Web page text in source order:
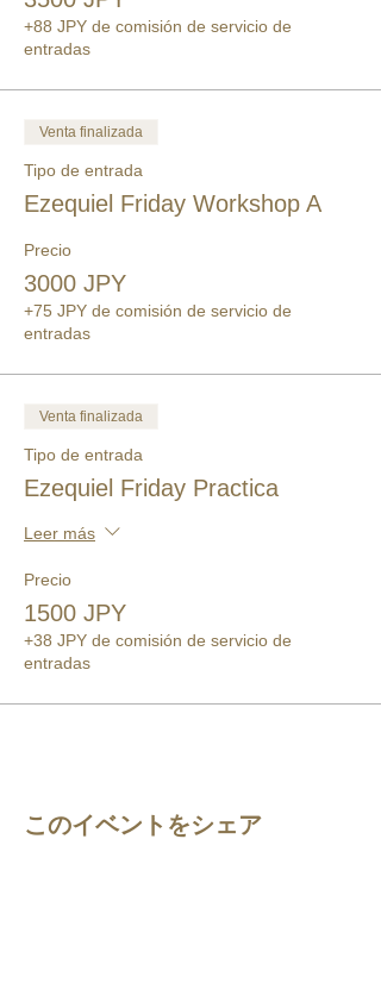
+88 JPY de comisión de servicio de
entradas
Venta finalizada
Tipo de entrada
Ezequiel Friday Workshop A
Precio
3000 JPY
+75 JPY de comisión de servicio de
entradas
Venta finalizada
Tipo de entrada
Ezequiel Friday Practica
Leer más
Precio
1500 JPY
+38 JPY de comisión de servicio de
entradas
このイベントをシェア